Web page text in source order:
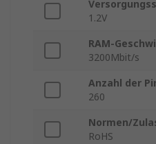
1.2V
RAM-
3200Mbit/s
Anzahl der
260
Normen/
RoHS